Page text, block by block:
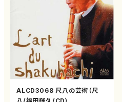
ALCD3068 尺八の芸術（尺